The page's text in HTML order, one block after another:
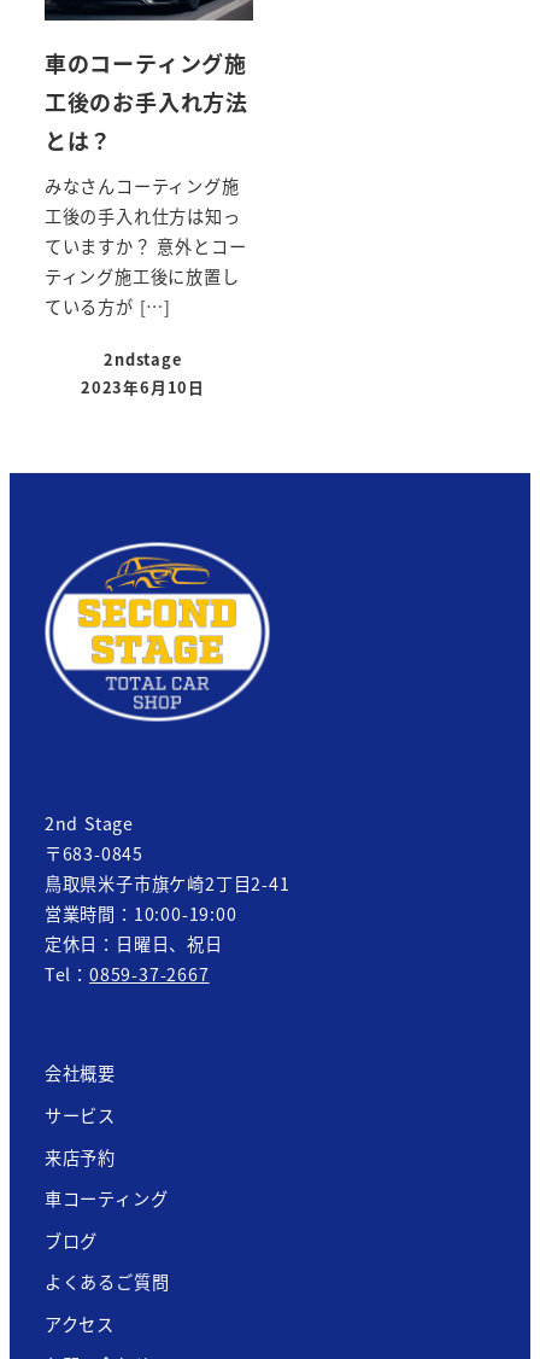
車のコーティング施
工後のお手入れ方法
とは？
みなさんコーティング施
工後の手入れ仕方は知っ
ていますか？ 意外とコー
ティング施工後に放置し
ている方が […]
2ndstage
2023年6月10日
2nd Stage
〒683-0845
鳥取県米子市旗ケ崎2丁目2-41
営業時間：10:00-19:00
定休日：日曜日、祝日
Tel： 0859-37-2667
会社概要
サービス
来店予約
車コーティング
ブログ
よくあるご質問
アクセス